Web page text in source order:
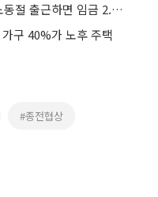
백악관 "휴전 연장 요청 안해"⋯노동절 출근하면 임금 2.5배 外
구 40%가 노후 주택
#종전협상